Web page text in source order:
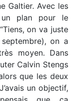
Galtier. Avec les
un plan pour le
on va juste
on a
moyen. Dans
Calvin Stengs
que les deux
un objectif,